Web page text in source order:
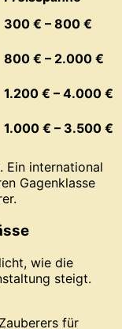
300 € – 800 €
800 € – 2.000 €
1.200 € – 4.000 €
1.000 € – 3.500 €
Ein international
Gagenklasse
wie die
steigt.